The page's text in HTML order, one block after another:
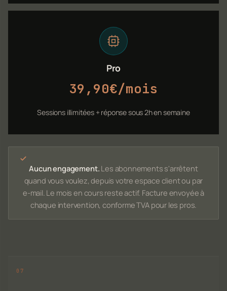
Pro
39,90€/mois
Sessions illimitées + réponse sous 2h en semaine
Aucun engagement. Les abonnements s'arrêtent
quand vous voulez, depuis votre espace client ou par
e-mail. Le mois en cours reste actif. Facture envoyée à
chaque intervention, conforme TVA pour les pros.